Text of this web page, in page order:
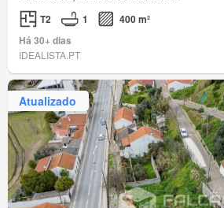
T2 1
400 m²
Há 30+ dias
IDEALISTA.PT
Atualizado